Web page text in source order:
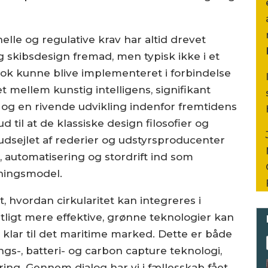
og regulative krav har altid drevet
fremad, men typisk ikke i et
kunne blive implementeret i forbindelse
mellem kunstig intelligens, signifikant
en rivende udvikling indenfor fremtidens
til at de klassiske design filosofier og
af rederier og udstyrsproducenter
og stordrift ind som
hvordan cirkularitet kan integreres i
mere effektive, grønne teknologier kan
til det maritime marked. Dette er både
, batteri- og carbon capture teknologi,